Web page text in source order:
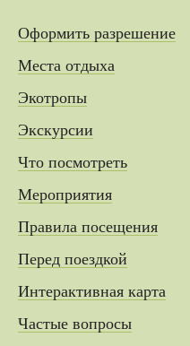
Оформить разрешение
Места отдыха
Экотропы
Экскурсии
Что посмотреть
Мероприятия
Правила посещения
Перед поездкой
Интерактивная карта
Частые вопросы